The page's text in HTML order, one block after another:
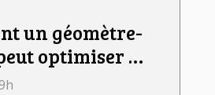
un géomètre-
optimiser la
foncière ?